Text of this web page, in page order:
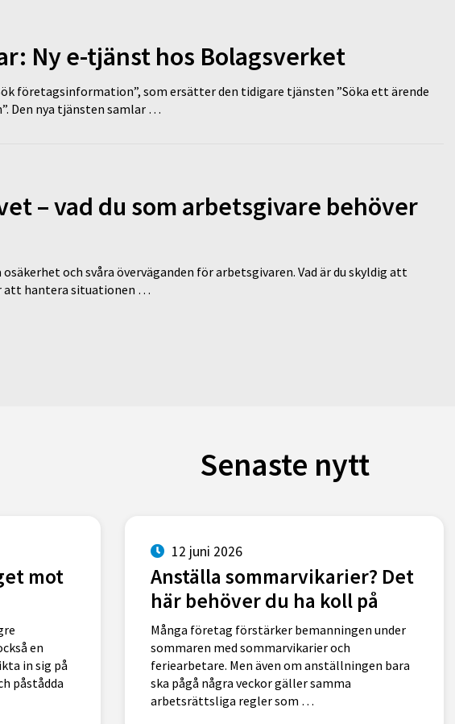
Ny e-tjänst hos Bolagsverket
företagsinformation”, som ersätter den tidigare tjänsten ”Söka ett ärende
Den nya tjänsten samlar …
– vad du som arbetsgivare behöver
och svåra överväganden för arbetsgivaren. Vad är du skyldig att
att hantera situationen …
Senaste nytt
mot
en
in sig på
påstådda
12 juni 2026
Anställa sommarvikarier? Det
här behöver du ha koll på
Många företag förstärker bemanningen under
sommaren med sommarvikarier och
feriearbetare. Men även om anställningen bara
ska pågå några veckor gäller samma
arbetsrättsliga regler som …